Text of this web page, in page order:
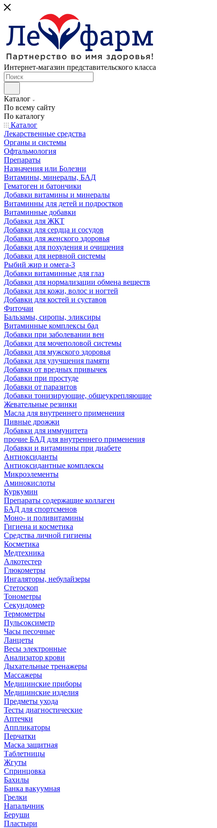
Интернет-магазин представительского класса
Каталог
По всему сайту
По каталогу
Каталог
Лекарственные средства
Органы и системы
Офтальмология
Препараты
Назначения или Болезни
Витамины, минералы, БАД
Гематоген и батончики
Добавки витамины и минералы
Витаминны для детей и подростков
Витаминные добавки
Добавки для ЖКТ
Добавки для сердца и сосудов
Добавки для женского здоровья
Добавки для похудения и очищения
Добавки для нервной системы
Рыбий жир и омега-3
Добавки витаминные для глаз
Добавки для нормализации обмена веществ
Добавки для кожи, волос и ногтей
Добавки для костей и суставов
Фиточаи
Бальзамы, сиропы, эликсиры
Витаминные комплексы бад
Добавки при заболевании вен
Добавки для мочеполовой системы
Добавки для мужского здоровья
Добавки для улучшения памяти
Добавки от вредных привычек
Добавки при простуде
Добавки от паразитов
Добавки тонизирующие, общеукрепляющие
Жевательные резинки
Масла для внутреннего применения
Пивные дрожжи
Добавки для иммунитета
прочие БАД для внутреннего применения
Добавки и витаминны при диабете
Антиоксиданты
Антиоксидантные комплексы
Микроэлементы
Аминокислоты
Куркумин
Препараты содержащие коллаген
БАД для спортсменов
Моно- и поливитамины
Гигиена и косметика
Средства личной гигиены
Косметика
Медтехника
Алкотестер
Глюкометры
Ингаляторы, небулайзеры
Стетоскоп
Тонометры
Секундомер
Термометры
Пульсоксиметр
Часы песочные
Ланцеты
Весы электронные
Анализатор крови
Дыхательные тренажеры
Массажеры
Медицинские приборы
Медицинские изделия
Предметы ухода
Тесты диагностические
Аптечки
Аппликаторы
Перчатки
Маска защитная
Таблетницы
Жгуты
Спринцовка
Бахилы
Банка вакуумная
Грелки
Напальчник
Беруши
Пластыри